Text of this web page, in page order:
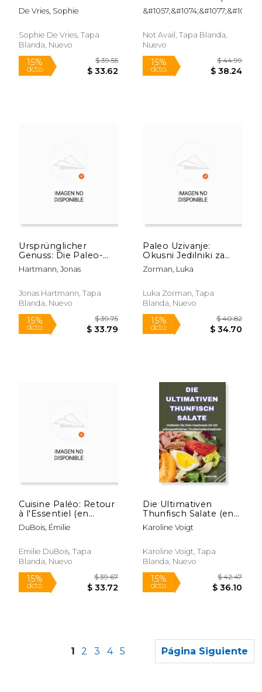
15%
dcto.
15% $ 44.99 15%
Reis
De Vries, Sophie
Sophie De Vries, Tapa
Blanda, Nuevo
Ruso)
Not Avail, Tapa Blanda,
Nuevo
Ursprünglicher
Genuss: Die Paleo-
Küche neu entdeckt
(en Alemán)
Hartmann, Jonas
Jonas Hartmann, Tapa
Blanda, Nuevo
Paleo Uzivanje:
Okusni Jedilniki za
Zdrav Zivljenjski Slog
(en Esloveno)
Zorman, Luka
Luka Zorman, Tapa
Blanda, Nuevo
Cuisine Paléo: Retour
à l'Essentiel (en
Francés)
DuBois, Émilie
Emilie DuBois, Tapa
Blanda, Nuevo
Die Ultimativen
Thunfisch Salate (en
Alemán)
Karoline Voigt
Karoline Voigt, Tapa
Blanda, Nuevo
1 2 3 4 5 Página Siguiente